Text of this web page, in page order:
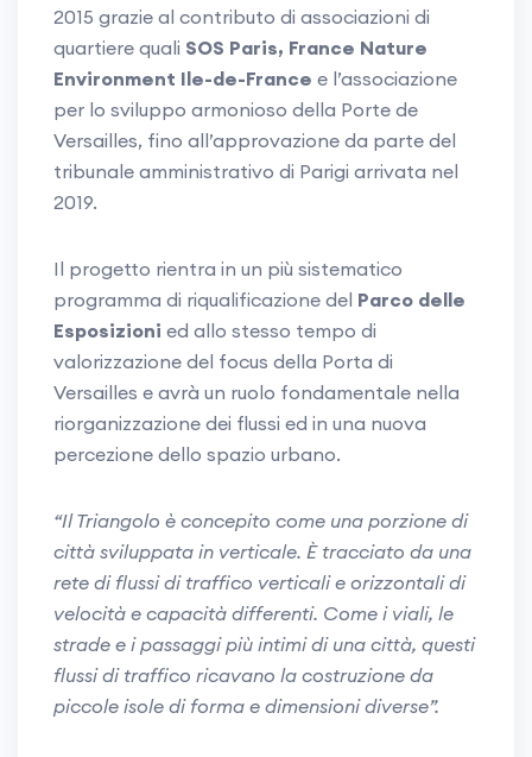
2015 grazie al contributo di associazioni di
quartiere quali SOS Paris, France Nature
Environment Ile-de-France e l’associazione
per lo sviluppo armonioso della Porte de
Versailles, fino all’approvazione da parte del
tribunale amministrativo di Parigi arrivata nel
2019.
Il progetto rientra in un più sistematico
programma di riqualificazione del Parco delle
Esposizioni ed allo stesso tempo di
valorizzazione del focus della Porta di
Versailles e avrà un ruolo fondamentale nella
riorganizzazione dei flussi ed in una nuova
percezione dello spazio urbano.
“Il Triangolo è concepito come una porzione di
città sviluppata in verticale. È tracciato da una
rete di flussi di traffico verticali e orizzontali di
velocità e capacità differenti. Come i viali, le
strade e i passaggi più intimi di una città, questi
flussi di traffico ricavano la costruzione da
piccole isole di forma e dimensioni diverse”.